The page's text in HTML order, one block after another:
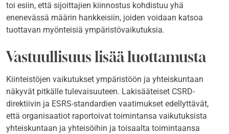
toi esiin, että sijoittajien kiinnostus kohdistuu yhä
enenevässä määrin hankkeisiin, joiden voidaan katsoa
tuottavan myönteisiä ympäristövaikutuksia.
Vastuullisuus lisää luottamusta
Kiinteistöjen vaikutukset ympäristöön ja yhteiskuntaan
näkyvät pitkälle tulevaisuuteen. Lakisääteiset CSRD-
direktiivin ja ESRS-standardien vaatimukset edellyttävät,
että organisaatiot raportoivat toimintansa vaikutuksista
yhteiskuntaan ja yhteisöihin ja toisaalta toimintaansa